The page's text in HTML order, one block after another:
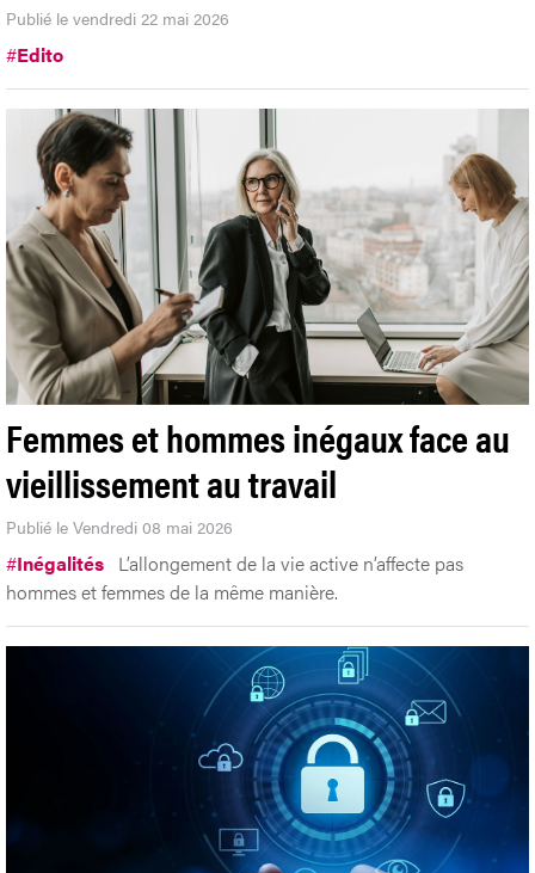
Publié le vendredi 22 mai 2026
#Edito
Femmes et hommes inégaux face au
vieillissement au travail
Publié le Vendredi 08 mai 2026
#Inégalités L’allongement de la vie active n’affecte pas
hommes et femmes de la même manière.